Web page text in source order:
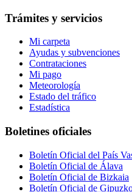
Trámites y servicios
Mi carpeta
Ayudas y subvenciones
Contrataciones
Mi pago
Meteorología
Estado del tráfico
Estadística
Boletines oficiales
Boletín Oficial del País
Boletín Oficial de Álava
Boletín Oficial de Bizkaia
Boletín Oficial de